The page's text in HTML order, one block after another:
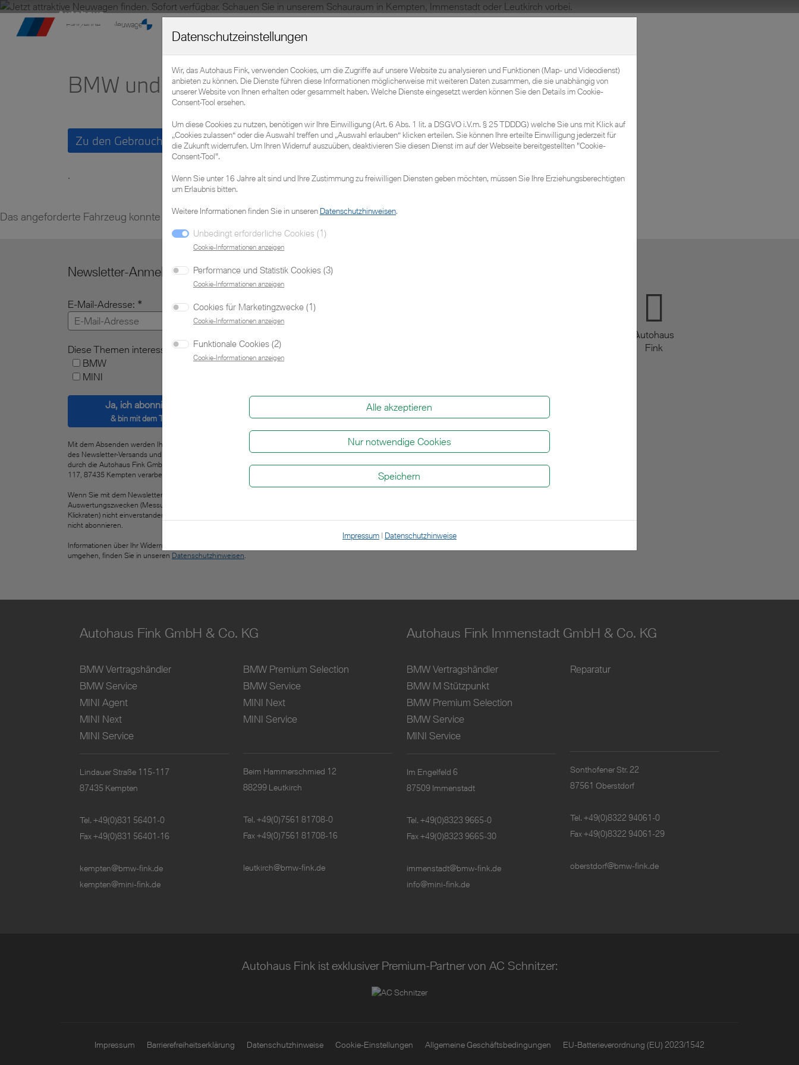
Fahrzeuge Neuwagen
BMW und MINI Neufahrzeuge
Zu den Gebraucht- und Vorführwagen
.
Zu den sofort verfügbaren MINIs
Das angeforderte Fahrzeug konnte nicht gefunden werden.Neue Suche
Newsletter-Anmeldung
E-Mail-Adresse:
Diese Themen interessieren mich:
BMW
MINI
Ja, ich abonniere den Newsletter
& bin mit dem Tracking einverstanden.
Mit dem Absenden werden Ihre angegebenen Daten zum Zweck
des Newsletter-Versands und zum Zweck des Newsletter-Tracking
durch die Autohaus Fink GmbH & Co. KG, Lindauer Straße 115-
117, 87435 Kempten verarbeitet.
Wenn Sie mit dem Newsletter-Tracking zu statistischen
Auswertungszwecken (Messung der Öffnungs- als auch der
Klickraten) nicht einverstanden sind, sollten Sie den Newsletter
nicht abonnieren.
Informationen über Ihr Widerrufsrecht und wie wir mit Ihren Daten
umgehen, finden Sie in unseren Datenschutzhinweisen.
@finkautohausAutohaus
Fink
Autohaus Fink GmbH & Co. KG
BMW Vertragshändler
BMW Service
MINI Agent
MINI Next
MINI Service
Lindauer Straße 115-117
87435 Kempten
Tel. +49(0)831 56401-0
Fax +49(0)831 56401-16
kempten@bmw-fink.de
kempten@mini-fink.de
BMW Premium Selection
BMW Service
MINI Next
MINI Service
Beim Hammerschmied 12
88299 Leutkirch
Tel. +49(0)7561 81708-0
Fax +49(0)7561 81708-16
leutkirch@bmw-fink.de
Autohaus Fink Immenstadt GmbH & Co. KG
BMW Vertragshändler
BMW M Stützpunkt
BMW Premium Selection
BMW Service
MINI Service
Im Engelfeld 6
87509 Immenstadt
Tel. +49(0)8323 9665-0
Fax +49(0)8323 9665-30
immenstadt@bmw-fink.de
info@mini-fink.de
Reparatur
Sonthofener Str. 22
87561 Oberstdorf
Tel. +49(0)8322 94061-0
Fax +49(0)8322 94061-29
oberstdorf@bmw-fink.de
Autohaus Fink ist exklusiver Premium-Partner von AC Schnitzer:
Impressum Barrierefreiheitserklärung Datenschutzhinweise Cookie-Einstellungen Allgemeine Geschäftsbedingungen EU-Batterieverordnung (EU) 2023/1542
Datenschutzeinstellungen
Wir, das Autohaus Fink, verwenden Cookies, um die Zugriffe auf unsere Website zu analysieren und Funktionen (Map- und Videodienst)
anbieten zu können. Die Dienste führen diese Informationen möglicherweise mit weiteren Daten zusammen, die sie unabhängig von
unserer Website von Ihnen erhalten oder gesammelt haben. Welche Dienste eingesetzt werden können Sie den Details im Cookie-
Consent-Tool ersehen.
Um diese Cookies zu nutzen, benötigen wir Ihre Einwilligung (Art. 6 Abs. 1 lit. a DSGVO i.V.m. § 25 TDDDG) welche Sie uns mit Klick auf
„Cookies zulassen“ oder die Auswahl treffen und „Auswahl erlauben“ klicken erteilen. Sie können Ihre erteilte Einwilligung jederzeit für
die Zukunft widerrufen. Um Ihren Widerruf auszuüben, deaktivieren Sie diesen Dienst im auf der Webseite bereitgestellten "Cookie-
Consent-Tool".
Wenn Sie unter 16 Jahre alt sind und Ihre Zustimmung zu freiwilligen Diensten geben möchten, müssen Sie Ihre Erziehungsberechtigten
um Erlaubnis bitten.
Weitere Informationen finden Sie in unseren Datenschutzhinweisen.
Unbedingt erforderliche Cookies (1)
Cookie-Informationen anzeigen
Performance und Statistik Cookies (3)
Cookie-Informationen anzeigen
Cookies für Marketingzwecke (1)
Cookie-Informationen anzeigen
Funktionale Cookies (2)
Cookie-Informationen anzeigen
Alle akzeptieren
Nur notwendige Cookies
Speichern
Impressum | Datenschutzhinweise